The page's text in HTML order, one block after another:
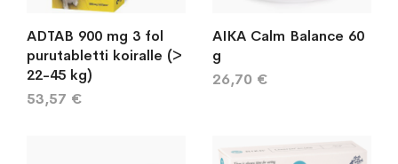
ADTAB 900 mg 3 fol
purutabletti koiralle (>
22-45 kg)
53,57 €
AIKA Calm Balance 60
g
26,70 €